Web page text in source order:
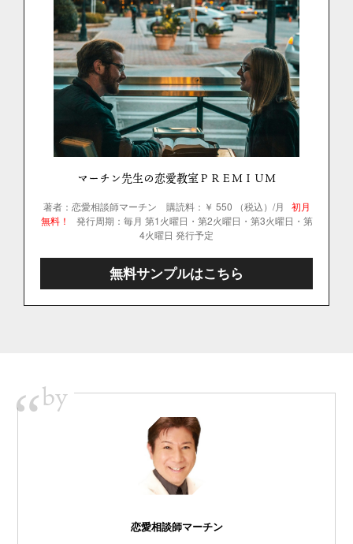
マーチン先生の恋愛教室ＰＲＥＭＩＵＭ
著者：恋愛相談師マーチン 購読料：￥ 550 （税込）/月
初月
無料！
発行周期：毎月 第1火曜日・第2火曜日・第3火曜日・第
4火曜日 発行予定
無料サンプルはこちら
“by
恋愛相談師マーチン